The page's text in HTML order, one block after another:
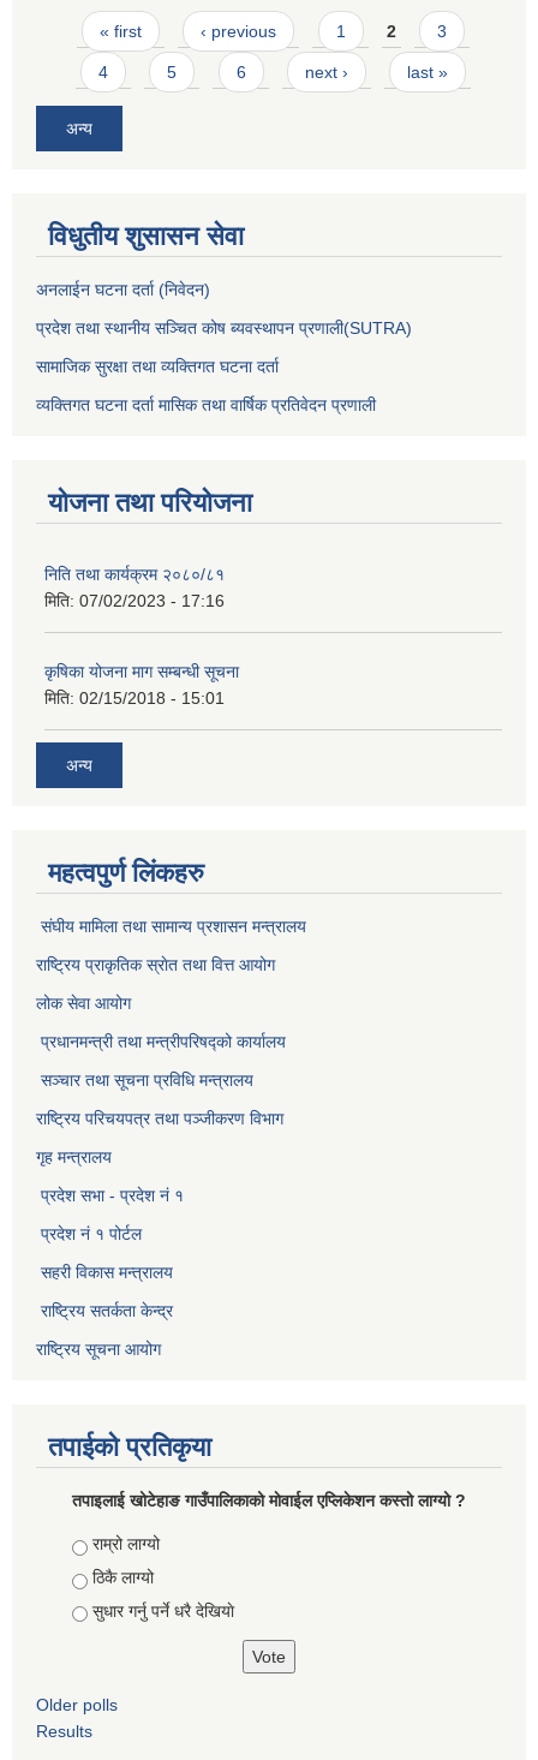
Pages
« first ‹ previous 1 2 3
4 5 6 next › last »
अन्य
विधुतीय शुसासन सेवा
अनलाईन घटना दर्ता (निवेदन)
प्रदेश तथा स्थानीय सञ्चित कोष ब्यवस्थापन प्रणाली(SUTRA)
सामाजिक सुरक्षा तथा व्यक्तिगत घटना दर्ता
व्यक्तिगत घटना दर्ता मासिक तथा वार्षिक प्रतिवेदन प्रणाली
योजना तथा परियोजना
निति तथा कार्यक्रम २०८०/८१
मिति: 07/02/2023 - 17:16
कृषिका योजना माग सम्बन्धी सूचना
मिति: 02/15/2018 - 15:01
अन्य
महत्वपुर्ण लिंकहरु
संघीय मामिला तथा सामान्य प्रशासन मन्त्रालय
राष्ट्रिय प्राकृतिक स्राेत तथा वित्त आयोग
लोक सेवा आयोग
प्रधानमन्त्री तथा मन्त्रीपरिषद्को कार्यालय
सञ्‍चार तथा सूचना प्रविधि मन्त्रालय
राष्ट्रिय परिचयपत्र तथा पञ्जीकरण विभाग​
गृह मन्त्रालय
प्रदेश सभा - प्रदेश नं १
प्रदेश नं १ पोर्टल
सहरी विकास मन्त्रालय
राष्ट्रिय सतर्कता केन्द्र
राष्ट्रिय सूचना आयोग
तपाईको प्रतिकृया
तपाइलाई खोटेहाङ गाउँपालिकाको माेवाईल एप्लिकेशन कस्तो लाग्यो ?
Choices
राम्रो लाग्यो
ठिकै लाग्यो
सुधार गर्नु पर्ने धरै देखियाे
Older polls
Results